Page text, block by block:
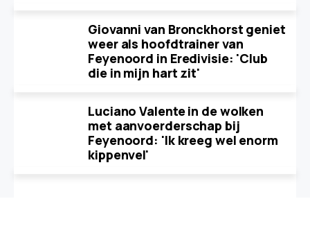
Giovanni van Bronckhorst geniet
weer als hoofdtrainer van
Feyenoord in Eredivisie: 'Club
die in mijn hart zit'
Luciano Valente in de wolken
met aanvoerderschap bij
Feyenoord: 'Ik kreeg wel enorm
kippenvel'